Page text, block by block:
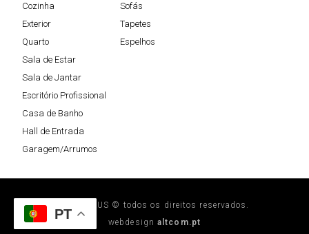
Cozinha
Exterior
Quarto
Sala de Estar
Sala de Jantar
Escritório Profissional
Casa de Banho
Hall de Entrada
Garagem/Arrumos
Sofás
Tapetes
Espelhos
STEELPLUS © todos os direitos reservados.
webdesignaltcom.pt
PT